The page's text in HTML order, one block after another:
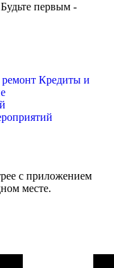
первым -
Кредиты и
с приложением
месте.